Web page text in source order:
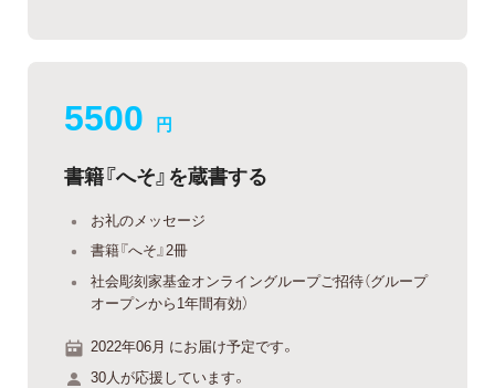
5500 円
書籍『へそ』を蔵書する
お礼のメッセージ
書籍『へそ』2冊
社会彫刻家基金オンライングループご招待（グループ
オープンから1年間有効）
2022年06月 にお届け予定です。
30人が応援しています。